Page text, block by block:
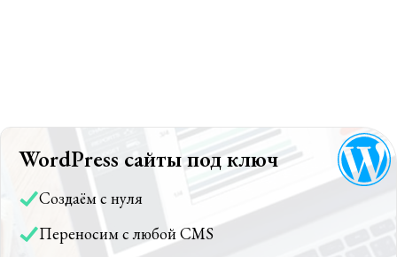
WordPress сайты под ключ
Создаём с нуля
Переносим с любой CMS